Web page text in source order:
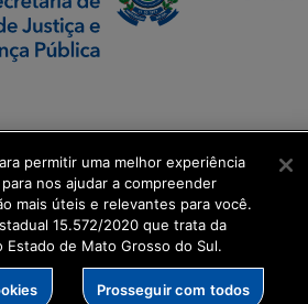
permitir uma melhor experiência
nos ajudar a compreender
mais úteis e relevantes para você.
15.572/2020 que trata da
Estado de Mato Grosso do Sul.
Prosseguir com todos